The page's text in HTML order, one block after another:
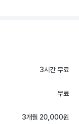
3시간 무료
무료
3개월 20,000원